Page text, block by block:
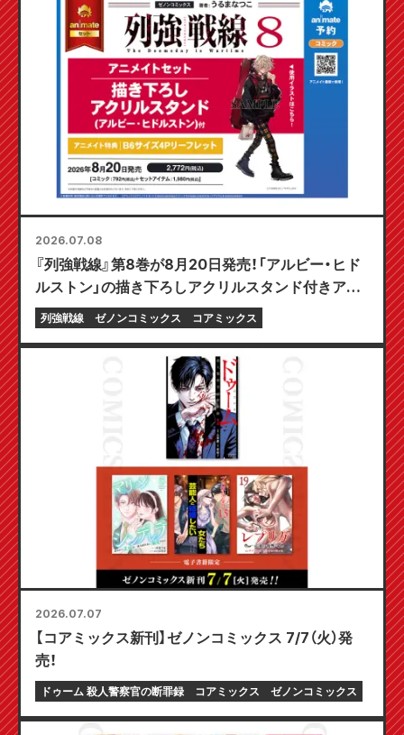
2026.07.08
『列強戦線』第8巻が8月20日発売！「アルビー・ヒド
ルストン」の描き下ろしアクリルスタンド付きアニ
メイトセットの予約受付中！
列強戦線 ゼノンコミックス コアミックス
2026.07.07
【コアミックス新刊】ゼノンコミックス 7/7（火）発
売！
ドゥーム 殺人警察官の断罪録 コアミックス ゼノンコミックス